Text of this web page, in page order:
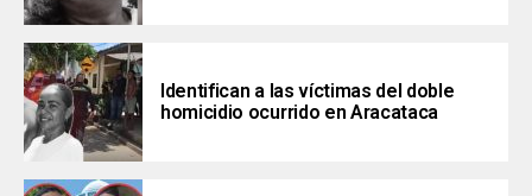
Identifican a las víctimas del doble
homicidio ocurrido en Aracataca